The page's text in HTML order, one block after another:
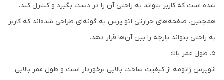
شده است که کاربر بتواند به راحتی آن را در دست بگیرد و کنترل کند.
همچنین، صفحه‌های حرارتی اتو پرس به گونه‌ای طراحی شده‌اند که کاربر
به راحتی بتواند پارچه را بین آن‌ها قرار دهد.
طول عمر بالا:
اتوپرس ژانومه از کیفیت ساخت بالایی برخوردار است و طول عمر بالایی